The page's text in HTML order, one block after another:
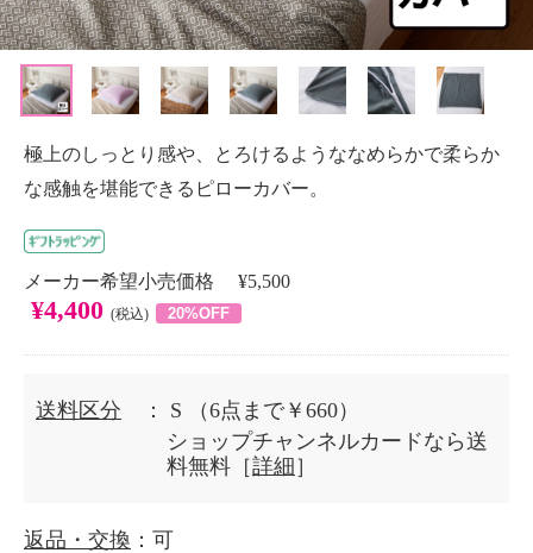
極上のしっとり感や、とろけるようななめらかで柔らか
な感触を堪能できるピローカバー。
メーカー希望小売価格 ¥5,500
¥4,400 (税込) 20%OFF
送料区分 ： S
（6点まで￥660）
ショップチャンネルカードなら送
料無料［詳細 ］
返品・交換 ：可